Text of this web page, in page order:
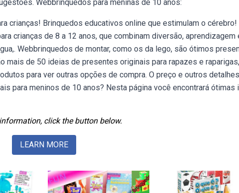
Webbrinquedos para meninas de 10 anos:
crianças! Brinquedos educativos online que estimulam o cérebro!
crianças de 8 a 12 anos, que combinam diversão, aprendizagem
Webbrinquedos de montar, como os da lego, são ótimos
mais de 50 ideias de presentes originais para rapazes e
para ver outras opções de compra. O preço e outros
para meninos de 10 anos? Nesta página você encontrará ótimas
click the button below.
LEARN MORE